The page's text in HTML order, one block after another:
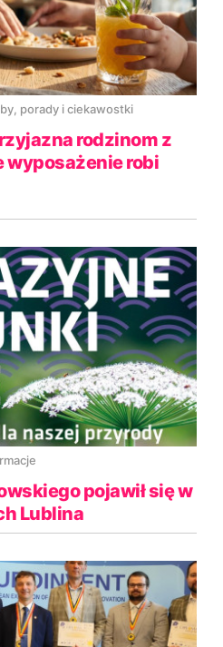
porady i ciekawostki
rodzinom z
wyposażenie robi
pojawił się w
Lublina